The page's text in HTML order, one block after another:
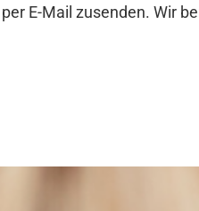
E-Mail zusenden. Wir